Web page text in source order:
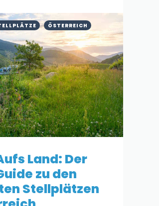
ÖSTERREICH
Land: Der
zu den
Stellplätzen